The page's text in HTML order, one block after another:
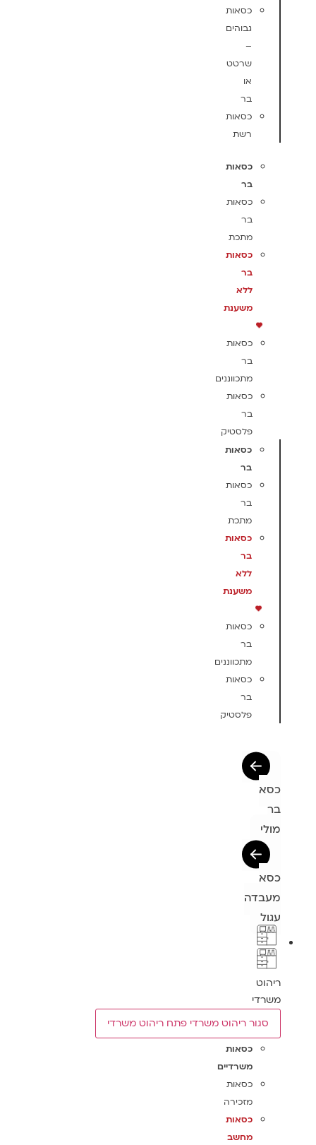
כסאות
גבוהים
–
שרטט
או
בר
כסאות
רשת
כסאות
בר
כסאות
בר
מתכת
כסאות
בר
ללא
משענת
כסאות
בר
מתכווננים
כסאות
בר
פלסטיק
כסאות
בר
כסאות
בר
מתכת
כסאות
בר
ללא
משענת
כסאות
בר
מתכווננים
כסאות
בר
פלסטיק
כסא
בר
מולי
כסא
מעבדה
עגול
ריהוט
משרדי
סגור ריהוט משרדי פתח ריהוט משרדי
כסאות
משרדיים
כסאות
מזכירה
כסאות
מחשב